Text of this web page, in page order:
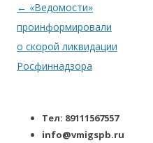
Навигация по записям
← «Ведомости»
проинформировали
о скорой ликвидации
Росфиннадзора
Тел: 89111567557
info@vmigspb.ru